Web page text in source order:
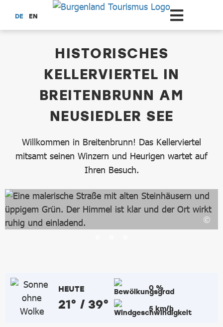
Zum Hauptinhalt springen
DE EN
HISTORISCHES
KELLERVIERTEL IN
BREITENBRUNN AM
NEUSIEDLER SEE
Willkommen in Breitenbrunn! Das Kellerviertel
mitsamt seinen Winzern und Heurigen wartet auf
Ihren Besuch.
HEUTE
21° / 39°
0 %
5 km/h